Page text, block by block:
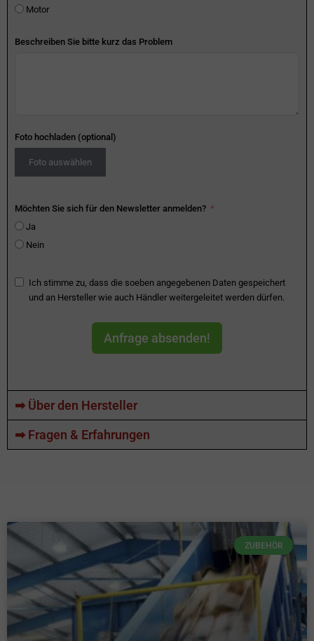
Motor
Beschreiben Sie bitte kurz das Problem
Foto hochladen (optional)
Foto auswählen
Möchten Sie sich für den Newsletter anmelden?
Ja
Nein
Ich stimme zu, dass die soeben angegebenen Daten gespeichert
und an Hersteller wie auch Händler weitergeleitet werden dürfen.
Anfrage absenden!
➡ Über den Hersteller
➡ Fragen & Erfahrungen
ZUBEHÖR